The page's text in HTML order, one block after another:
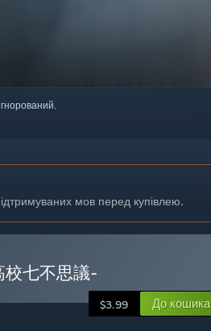
мов перед купівлею.
七不思議-
$3.99 До кошика